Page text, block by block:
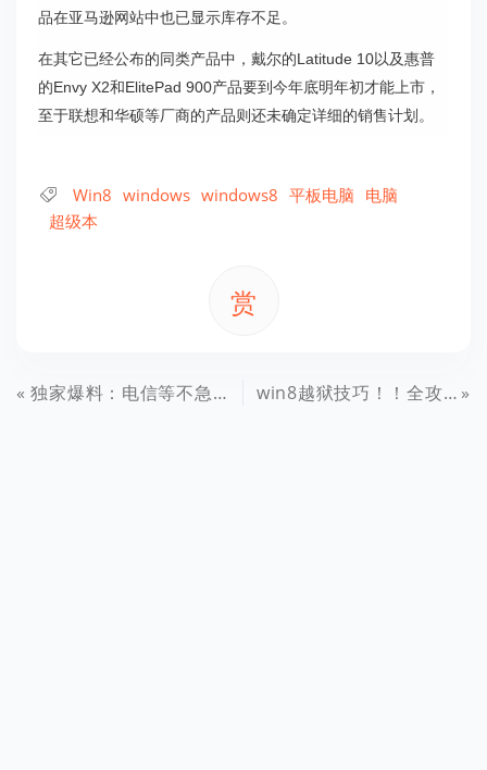
品在亚马逊网站中也已显示库存不足。
在其它已经公布的同类产品中，戴尔的Latitude 10以及惠普
的Envy X2和ElitePad 900产品要到今年底明年初才能上市，
至于联想和华硕等厂商的产品则还未确定详细的销售计划。
Win8 windows windows8 平板电脑 电脑
超级本
赏
独家爆料：电信等不急了！时间紧任务重，电信版iPhone5预定页面现神图 win8越狱技巧！！全攻略！！一键越狱！！